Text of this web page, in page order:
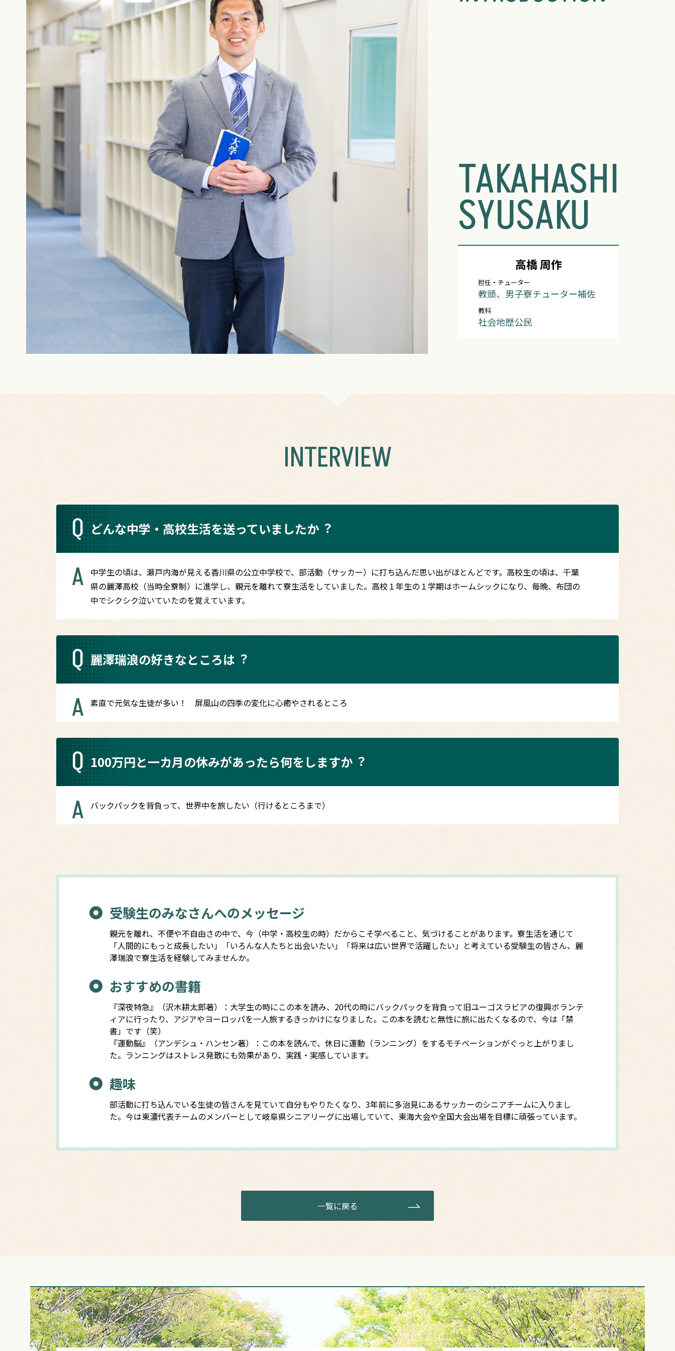
TAKAHASHI
SYUSAKU
高橋 周作
担任・チューター
教頭、男子寮チューター補佐
教科
社会地歴公民
INTERVIEW
Q どんな中学・高校生活を送っていましたか︖
A
中学生の頃は、瀬戸内海が見える香川県の公立中学校で、部活動（サッカー）に打ち込んだ思い出がほとんどです。高校生の頃は、千葉
県の麗澤高校（当時全寮制）に進学し、親元を離れて寮生活をしていました。高校１年生の１学期はホームシックになり、毎晩、布団の
中でシクシク泣いていたのを覚えています。
Q 麗澤瑞浪の好きなところは︖
A 素直で元気な生徒が多い！ 屏風山の四季の変化に心癒やされるところ
Q 100万円と一カ月の休みがあったら何をしますか︖
A バックパックを背負って、世界中を旅したい（行けるところまで）
受験生のみなさんへのメッセージ
親元を離れ、不便や不自由さの中で、今（中学・高校生の時）だからこそ学べること、気づけることがあります。寮生活を通じて
「人間的にもっと成長したい」「いろんな人たちと出会いたい」「将来は広い世界で活躍したい」と考えている受験生の皆さん、麗
澤瑞浪で寮生活を経験してみませんか。
おすすめの書籍
『深夜特急』（沢木耕太郎著）：大学生の時にこの本を読み、20代の時にバックパックを背負って旧ユーゴスラビアの復興ボランテ
ィアに行ったり、アジアやヨーロッパを一人旅するきっかけになりました。この本を読むと無性に旅に出たくなるので、今は「禁
書」です（笑）
『運動脳』（アンデシュ・ハンセン著）：この本を読んで、休日に運動（ランニング）をするモチベーションがぐっと上がりまし
た。ランニングはストレス発散にも効果があり、実践・実感しています。
趣味
部活動に打ち込んでいる生徒の皆さんを見ていて自分もやりたくなり、3年前に多治見にあるサッカーのシニアチームに入りまし
た。今は東濃代表チームのメンバーとして岐阜県シニアリーグに出場していて、東海大会や全国大会出場を目標に頑張っています。
一覧に戻る